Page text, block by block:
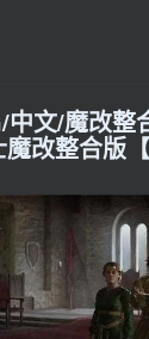
中文/魔改
改整合版